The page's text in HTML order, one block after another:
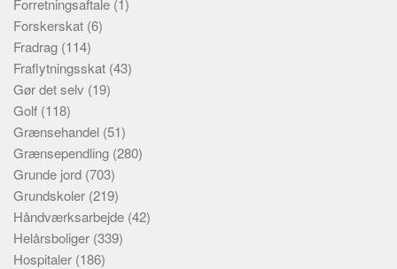
Forretningsaftale (1)
Forskerskat (6)
Fradrag (114)
Fraflytningsskat (43)
Gør det selv (19)
Golf (118)
Grænsehandel (51)
Grænsependling (280)
Grunde jord (703)
Grundskoler (219)
Håndværksarbejde (42)
Helårsboliger (339)
Hospitaler (186)